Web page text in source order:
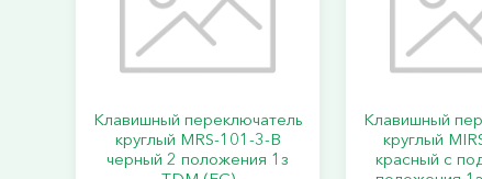
Клавишный переключатель
круглый MRS-101-3-B
черный 2 положения 1з
Клавишный
круглый
красный с